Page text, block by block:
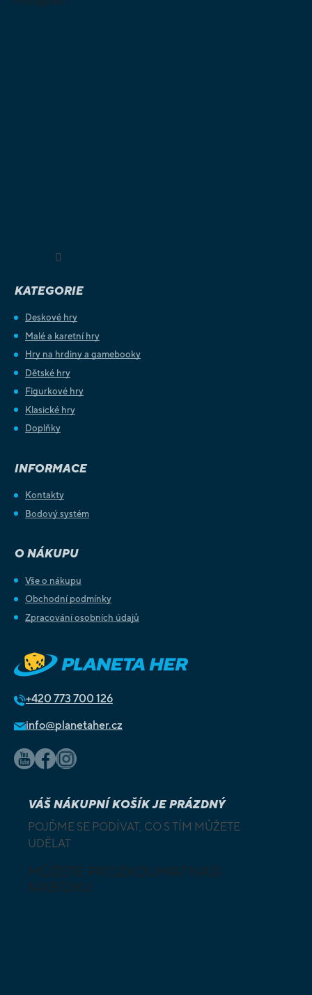
KATEGORIE
Deskové hry
Malé a karetní hry
Hry na hrdiny a gamebooky
Dětské hry
Figurkové hry
Klasické hry
Doplňky
INFORMACE
Kontakty
Bodový systém
O NÁKUPU
Vše o nákupu
Obchodní podmínky
Zpracování osobních údajů
+420 773 700 126
info@planetaher.cz
VÁŠ NÁKUPNÍ KOŠÍK JE PRÁZDNÝ
POJĎME SE PODÍVAT, CO S TÍM MŮŽETE
UDĚLAT
MŮŽETE PROZKOUMAT NAŠI
NABÍDKU